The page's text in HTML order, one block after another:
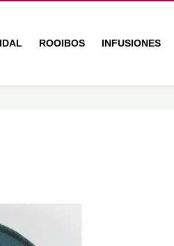
ROOIBOS INFUSIONES